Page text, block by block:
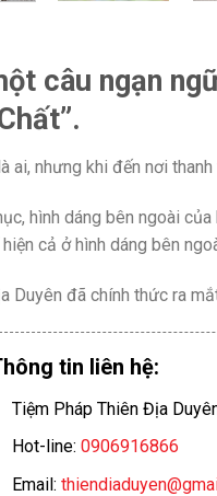
câu ngạn
ai, nhưng khi đến nơi
hình dáng bên ngoài
cả ở hình dáng bên
Duyên đã chính thức ra
tin liên hệ:
Tiệm Pháp Thiên Địa
Hot-line: 0906916866
Email: